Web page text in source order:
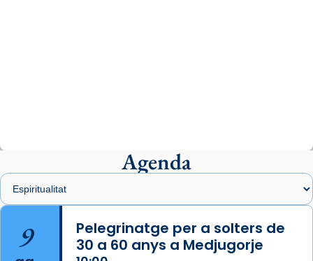
Arquebisbat de Barcelona
1 week ago
Memòria de les santes Juliana i
Semproniana, verges i màrtirs.
Acompanyant la història de sant Cugat, a
Agenda
9
Pelegrinatge per a solters de
30 a 60 anys a Medjugorje